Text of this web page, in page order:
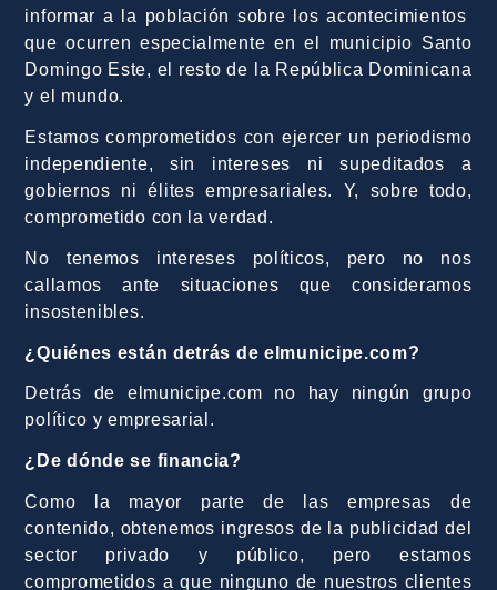
informar a la población sobre los acontecimientos
que ocurren especialmente en el municipio Santo
Domingo Este, el resto de la República Dominicana
y el mundo.
Estamos comprometidos con ejercer un periodismo
independiente, sin intereses ni supeditados a
gobiernos ni élites empresariales. Y, sobre todo,
comprometido con la verdad.
No tenemos intereses políticos, pero no nos
callamos ante situaciones que consideramos
insostenibles.
¿Quiénes están detrás de elmunicipe.com?
Detrás de elmunicipe.com no hay ningún grupo
político y empresarial.
¿De dónde se financia?
Como la mayor parte de las empresas de
contenido, obtenemos ingresos de la publicidad del
sector privado y público, pero estamos
comprometidos a que ninguno de nuestros clientes